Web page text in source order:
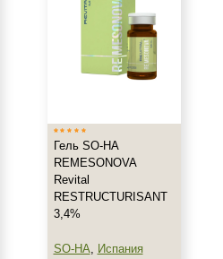
Гель SO-HA
REMESONOVA
Revital
RESTRUCTURISANT
3,4%
SO-HA, Испания